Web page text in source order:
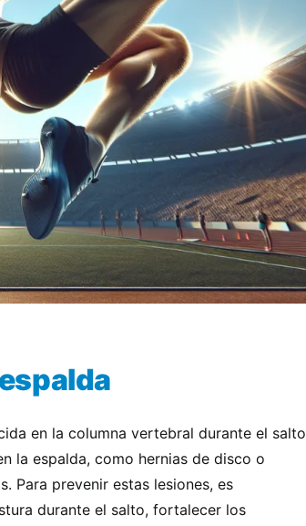
en la columna vertebral durante el salto
la espalda, como hernias de disco o
Para prevenir estas lesiones, es
durante el salto, fortalecer los